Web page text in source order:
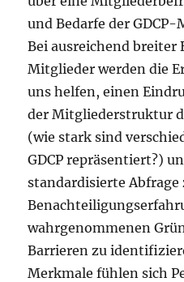
und Bedarfe der
Bei ausreichend breiter
Mitglieder werden die
uns helfen, einen
der Mitgliederstruktur
(wie stark sind
GDCP repräsentiert?)
standardisierte Abfrage
wahrgenommenen
Barrieren zu
Merkmale fühlen sich